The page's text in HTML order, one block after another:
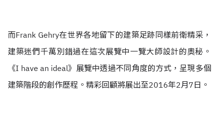
而Frank Gehry在世界各地留下的建築足跡同樣前衛精采，
建築迷們千萬別錯過在這次展覽中一覽大師設計的奧秘。
《I have an ideal》展覽中透過不同角度的方式，呈現多個
建築階段的創作歷程。精彩回顧將展出至2016年2月7日。